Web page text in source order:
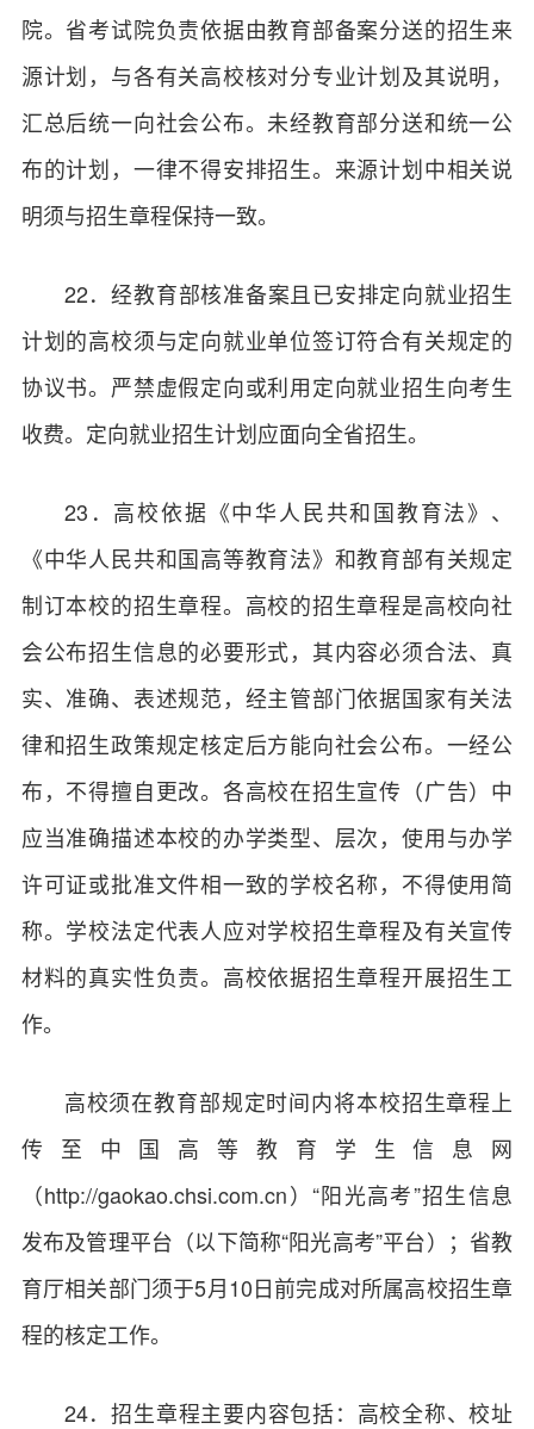
院。省考试院负责依据由教育部备案分送的招生来
源计划，与各有关高校核对分专业计划及其说明，
汇总后统一向社会公布。未经教育部分送和统一公
布的计划，一律不得安排招生。来源计划中相关说
明须与招生章程保持一致。
22．经教育部核准备案且已安排定向就业招生
计划的高校须与定向就业单位签订符合有关规定的
协议书。严禁虚假定向或利用定向就业招生向考生
收费。定向就业招生计划应面向全省招生。
23．高校依据《中华人民共和国教育法》、
《中华人民共和国高等教育法》和教育部有关规定
制订本校的招生章程。高校的招生章程是高校向社
会公布招生信息的必要形式，其内容必须合法、真
实、准确、表述规范，经主管部门依据国家有关法
律和招生政策规定核定后方能向社会公布。一经公
布，不得擅自更改。各高校在招生宣传（广告）中
应当准确描述本校的办学类型、层次，使用与办学
许可证或批准文件相一致的学校名称，不得使用简
称。学校法定代表人应对学校招生章程及有关宣传
材料的真实性负责。高校依据招生章程开展招生工
作。
高校须在教育部规定时间内将本校招生章程上
传至中国高等教育学生信息网
（http://gaokao.chsi.com.cn）“阳光高考”招生信息
发布及管理平台（以下简称“阳光高考”平台）；省教
育厅相关部门须于5月10日前完成对所属高校招生章
程的核定工作。
24．招生章程主要内容包括：高校全称、校址